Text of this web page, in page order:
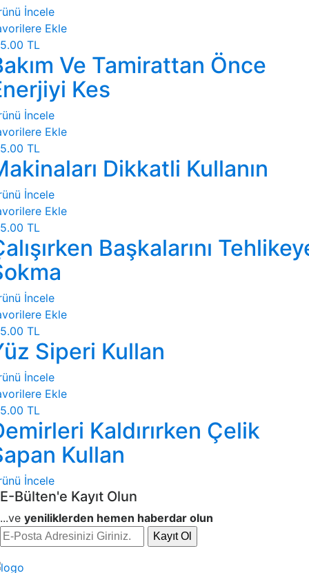
İncele
Ekle
TL
Ve Tamirattan Önce
Kes
İncele
Ekle
TL
Dikkatli Kullanın
İncele
Ekle
TL
Başkalarını
İncele
Ekle
TL
Siperi Kullan
İncele
Ekle
TL
Kaldırırken Çelik
Kullan
İncele
E-Bülten'e Kayıt Olun
...ve yeniliklerden hemen haberdar olun
Kayıt Ol